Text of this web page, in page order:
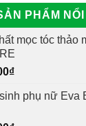
PHẨM
mọc tóc thảo
₫
phụ nữ Eva